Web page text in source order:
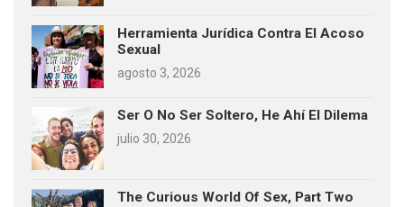
Herramienta Jurídica Contra El Acoso
Sexual
agosto 3, 2026
Ser O No Ser Soltero, He Ahí El Dilema
julio 30, 2026
The Curious World Of Sex, Part Two